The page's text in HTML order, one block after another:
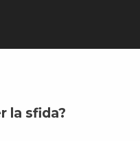
la sfida?